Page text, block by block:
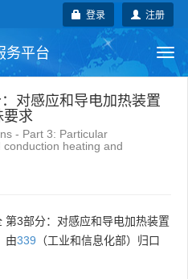
注册
登录
务平台
标准 地方标准
标准 国际标准
员会
对感应和导电加热装置
要求
- Part 3: Particular
heating and
第3部分：对感应和导电加热装置
由339 （工业和信息化部）归口